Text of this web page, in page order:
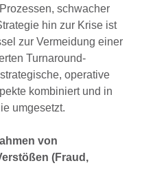
schwacher
hin zur Krise ist
zur Vermeidung einer
Turnaround-
operative
kombiniert und in
umgesetzt.
von
(Fraud,